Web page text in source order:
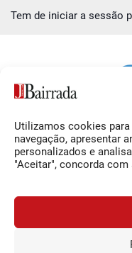
Utilizamos cookies
navegação, apresentar
personalizados e
"Aceitar", concorda
Tem de iniciar a sessão
Siga-nos
Facebook